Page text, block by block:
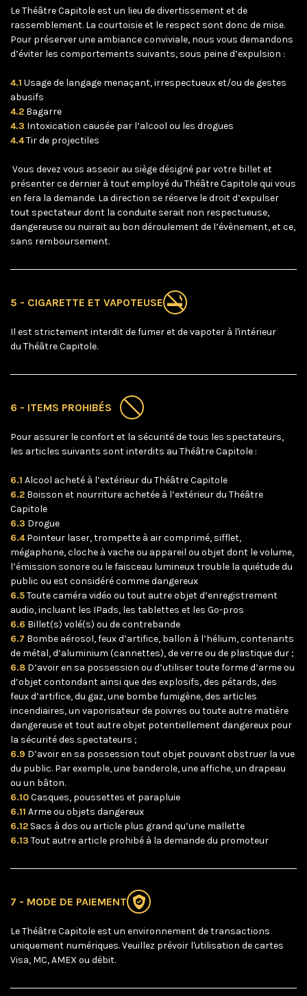
Le Théâtre Capitole est un lieu de divertissement et de
rassemblement. La courtoisie et le respect sont donc de mise.
Pour préserver une ambiance conviviale, nous vous demandons
d’éviter les comportements suivants, sous peine d’expulsion :
4.1 Usage de langage menaçant, irrespectueux et/ou de gestes
abusifs
4.2 Bagarre
4.3 Intoxication causée par l’alcool ou les drogues
4.4Tir de projectiles
Vous devez vous asseoir au siège désigné par votre billet et
présenter ce dernier à tout employé du Théâtre Capitole qui vous
en fera la demande. La direction se réserve le droit d’expulser
tout spectateur dont la conduite serait non respectueuse,
dangereuse ou nuirait au bon déroulement de l’évènement, et ce,
sans remboursement.
5 - CIGARETTE ET VAPOTEUSE
Il est strictement interdit de fumer et de vapoter à l'intérieur
du Théâtre Capitole.
6 - ITEMS PROHIBÉS
Pour assurer le confort et la sécurité de tous les spectateurs,
les articles suivants sont interdits au Théâtre Capitole :
6.1 Alcool acheté à l’extérieur du Théâtre Capitole
6.2 Boisson et nourriture achetée à l’extérieur du Théâtre
Capitole
6.3 Drogue
6.4Pointeur laser, trompette à air comprimé, sifflet,
mégaphone, cloche à vache ou appareil ou objet dont le volume,
l’émission sonore ou le faisceau lumineux trouble la quiétude du
public ou est considéré comme dangereux
6.5Toute caméra vidéo ou tout autre objet d’enregistrement
audio, incluant les IPads, les tablettes et les Go-pros
6.6 Billet(s) volé(s) ou de contrebande
6.7 Bombe aérosol, feux d’artifice, ballon à l’hélium, contenants
de métal, d’aluminium (cannettes), de verre ou de plastique dur ;
6.8 D’avoir en sa possession ou d’utiliser toute forme d’arme ou
d’objet contondant ainsi que des explosifs, des pétards, des
feux d’artifice, du gaz, une bombe fumigène, des articles
incendiaires, un vaporisateur de poivres ou toute autre matière
dangereuse et tout autre objet potentiellement dangereux pour
la sécurité des spectateurs ;
6.9 D’avoir en sa possession tout objet pouvant obstruer la vue
du public. Par exemple, une banderole, une affiche, un drapeau
ou un bâton.
6.10Casques, poussettes et parapluie
6.11 Arme ou objets dangereux
6.12 Sacs à dos ou article plus grand qu’une mallette
6.13 Tout autre article prohibé à la demande du promoteur
7 - MODE DE PAIEMENT
Le Théâtre Capitole est un environnement de transactions
uniquement numériques. Veuillez prévoir l'utilisation de cartes
Visa, MC, AMEX ou débit.